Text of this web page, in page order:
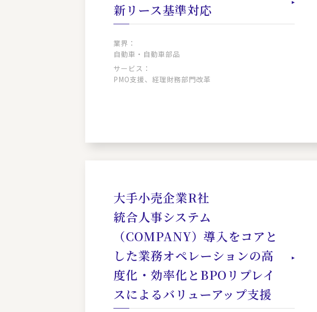
新リース基準対応
業界：
自動車・自動車部品
サービス：
PMO支援、経理財務部門改革
大手小売企業R社
統合人事システム
（COMPANY）導入をコアと
した業務オペレーションの高
度化・効率化とBPOリプレイ
スによるバリューアップ支援